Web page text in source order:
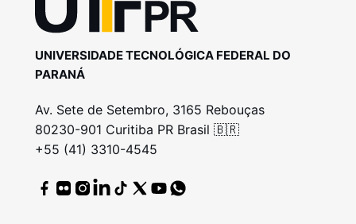
UNIVERSIDADE TECNOLÓGICA FEDERAL DO
PARANÁ
Av. Sete de Setembro, 3165 Rebouças
80230-901 Curitiba PR Brasil 🇧🇷
+55 (41) 3310-4545